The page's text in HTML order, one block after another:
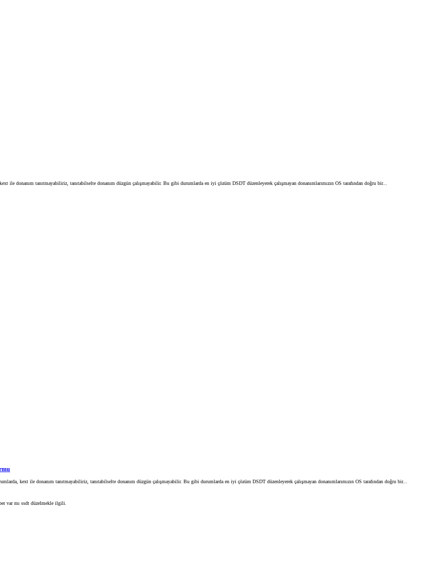
ile donanım tanıtmayabiliriz, tanıtabilselte donanım düzgün çalışmayabilir. Bu gibi durumlarda en iyi çözüm DSDT düzenleyerek çalışmayan donanımlarımızın OS tarafından doğru bir...
kext ile donanım tanıtmayabiliriz, tanıtabilselte donanım düzgün çalışmayabilir. Bu gibi durumlarda en iyi çözüm DSDT düzenleyerek çalışmayan donanımlarımızın OS tarafından doğru bir...
var mı ssdt düzelmekle ilgili.